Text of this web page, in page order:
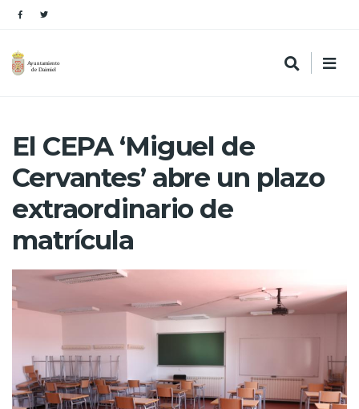
El CEPA ‘Miguel de
Cervantes’ abre un plazo
extraordinario de
matrícula